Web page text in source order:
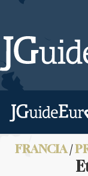
FRANCIA/